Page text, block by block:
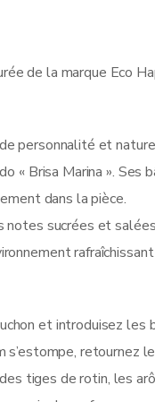
de la marque Eco
personnalité et
« Brisa Marina ».
dans la pièce.
notes sucrées et
et introduisez les
s’estompe, retournez
tiges de rotin, les